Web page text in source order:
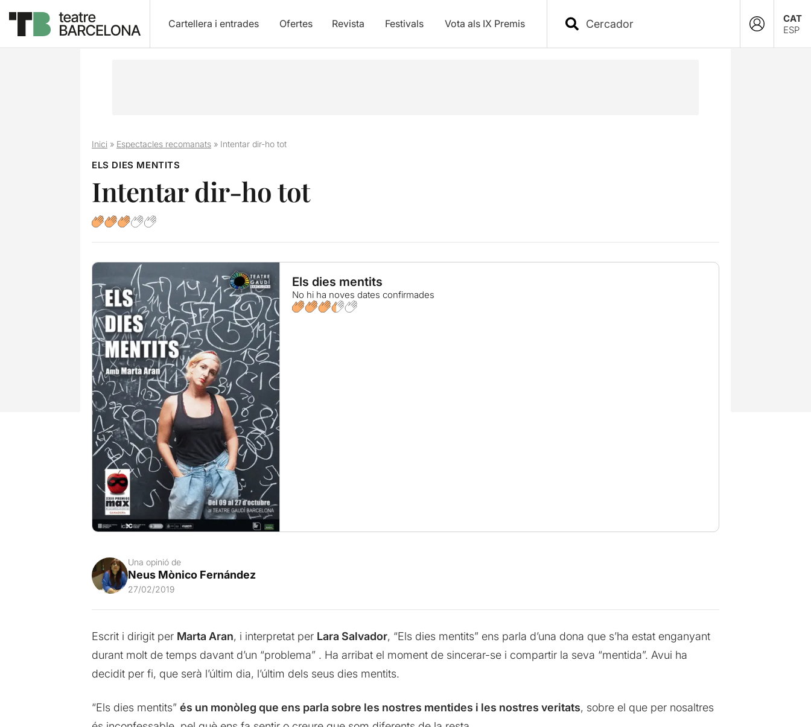
Cartellera i entrades Ofertes Revista Festivals Vota als IX Premis
CAT
ESP
Inici» Espectacles recomanats» Intentar dir-ho tot
ELS DIES MENTITS
Intentar dir-ho tot
Els dies mentits
No hi ha noves dates confirmades
Una opinió de
Neus Mònico Fernández
27/02/2019
Escrit i dirigit per Marta Aran, i interpretat per Lara Salvador, “Els dies mentits” ens parla d’una dona que s’ha estat enganyant
durant molt de temps davant d’un “problema” . Ha arribat el moment de sincerar-se i compartir la seva “mentida”. Avui ha
decidit per fi, que serà l’últim dia, l’últim dels seus dies mentits.
“Els dies mentits” és un monòleg que ens parla sobre les nostres mentides i les nostres veritats, sobre el que per nosaltres